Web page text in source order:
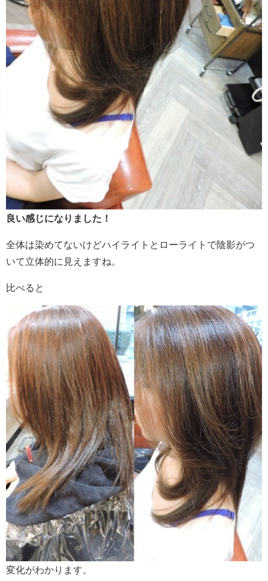
良い感じになりました！
全体は染めてないけどハイライトとローライトで陰影がつ
いて立体的に見えますね。
比べると
変化がわかります。